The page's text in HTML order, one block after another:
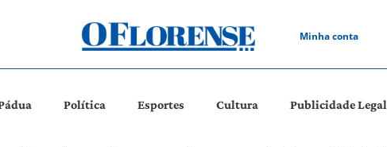
Minha conta
Política Esportes Cultura Publicidade Legal